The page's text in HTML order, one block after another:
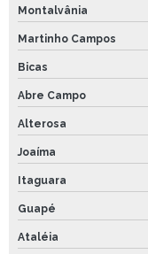
Montalvânia
Martinho Campos
Bicas
Abre Campo
Alterosa
Joaíma
Itaguara
Guapé
Ataléia